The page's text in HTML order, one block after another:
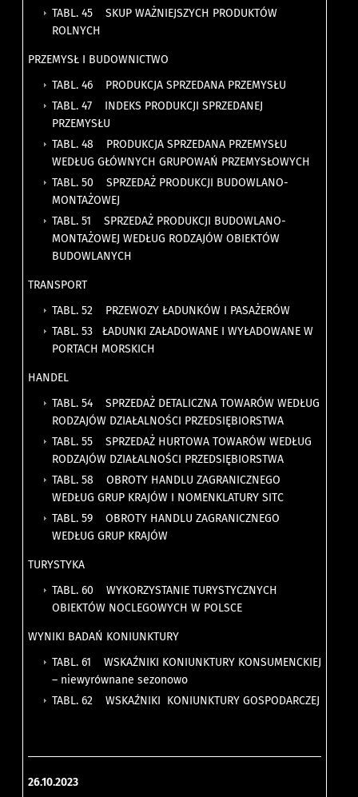
TABL. 45 SKUP WAŻNIEJSZYCH PRODUKTÓW
ROLNYCH
PRZEMYSŁ I BUDOWNICTWO
TABL. 46 PRODUKCJA SPRZEDANA PRZEMYSŁU
TABL. 47 INDEKS PRODUKCJI SPRZEDANEJ
PRZEMYSŁU
TABL. 48 PRODUKCJA SPRZEDANA PRZEMYSŁU
WEDŁUG GŁÓWNYCH GRUPOWAŃ PRZEMYSŁOWYCH
TABL. 50 SPRZEDAŻ PRODUKCJI BUDOWLANO-
MONTAŻOWEJ
TABL. 51 SPRZEDAŻ PRODUKCJI BUDOWLANO-
MONTAŻOWEJ WEDŁUG RODZAJÓW OBIEKTÓW
BUDOWLANYCH
TRANSPORT
TABL. 52 PRZEWOZY ŁADUNKÓW I PASAŻERÓW
TABL. 53 ŁADUNKI ZAŁADOWANE I WYŁADOWANE W
PORTACH MORSKICH
HANDEL
TABL. 54 SPRZEDAŻ DETALICZNA TOWARÓW WEDŁUG
RODZAJÓW DZIAŁALNOŚCI PRZEDSIĘBIORSTWA
TABL. 55 SPRZEDAŻ HURTOWA TOWARÓW WEDŁUG
RODZAJÓW DZIAŁALNOŚCI PRZEDSIĘBIORSTWA
TABL. 58 OBROTY HANDLU ZAGRANICZNEGO
WEDŁUG GRUP KRAJÓW I NOMENKLATURY SITC
TABL. 59 OBROTY HANDLU ZAGRANICZNEGO
WEDŁUG GRUP KRAJÓW
TURYSTYKA
TABL. 60 WYKORZYSTANIE TURYSTYCZNYCH
OBIEKTÓW NOCLEGOWYCH W POLSCE
WYNIKI BADAŃ KONIUNKTURY
TABL. 61 WSKAŹNIKI KONIUNKTURY KONSUMENCKIEJ
– niewyrównane sezonowo
TABL. 62 WSKAŹNIKI KONIUNKTURY GOSPODARCZEJ
26.10.2023